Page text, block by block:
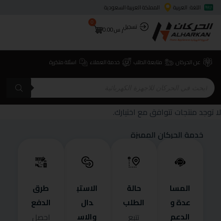
اللغة: العربية
المملكة العربية السعودية
تسجيلر.س0.00
0
عن الحركان متابعة الطلب خدمة العملاء اسئلة متكررة
لا توجد منتجات تتوافق مع اختيارك.
خدمة الحركان المميزة
المسا
عدة و
الدعم
حالة
الطلب
تتبع
الاستب
دال
والاس
طرق
الدفع
احصل